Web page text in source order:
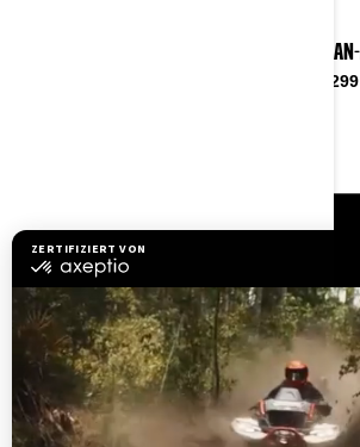
2026
Kundenservice
Sicherheitsrückrufe
Karriere
Händler
BRP